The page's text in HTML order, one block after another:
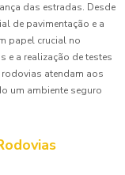
das estradas. Desde
de pavimentação e a
papel crucial no
e a realização de testes
atendam aos
um ambiente seguro